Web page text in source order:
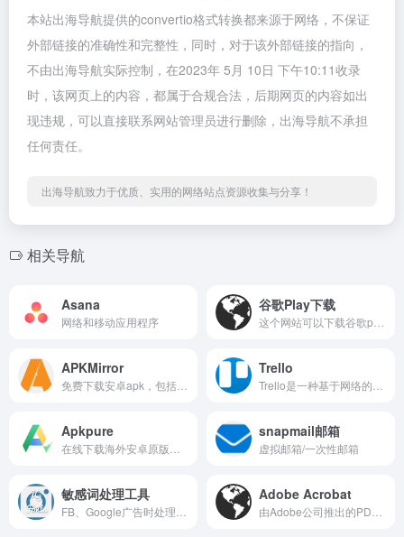
本站出海导航提供的convertio格式转换都来源于网络，不保证
外部链接的准确性和完整性，同时，对于该外部链接的指向，
不由出海导航实际控制，在2023年 5月 10日 下午10:11收录
时，该网页上的内容，都属于合规合法，后期网页的内容如出
现违规，可以直接联系网站管理员进行删除，出海导航不承担
任何责任。
出海导航致力于优质、实用的网络站点资源收集与分享！
相关导航
Asana
网络和移动应用程序
谷歌Play下载
APKMirror Trello
Apkpure snapmail邮箱
虚拟邮箱/一次性邮箱
敏感词处理工具 Adobe Acrobat